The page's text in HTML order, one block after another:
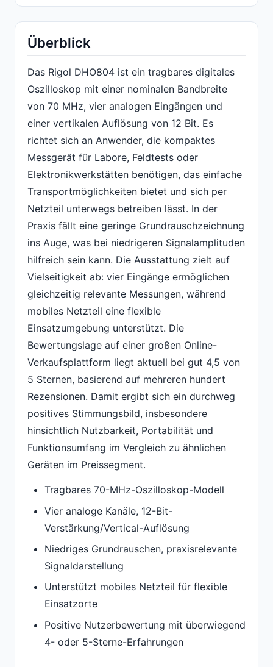
Überblick
Das Rigol DHO804 ist ein tragbares digitales
Oszilloskop mit einer nominalen Bandbreite
von 70 MHz, vier analogen Eingängen und
einer vertikalen Auflösung von 12 Bit. Es
richtet sich an Anwender, die kompaktes
Messgerät für Labore, Feldtests oder
Elektronikwerkstätten benötigen, das einfache
Transportmöglichkeiten bietet und sich per
Netzteil unterwegs betreiben lässt. In der
Praxis fällt eine geringe Grundrauschzeichnung
ins Auge, was bei niedrigeren Signalamplituden
hilfreich sein kann. Die Ausstattung zielt auf
Vielseitigkeit ab: vier Eingänge ermöglichen
gleichzeitig relevante Messungen, während
mobiles Netzteil eine flexible
Einsatzumgebung unterstützt. Die
Bewertungslage auf einer großen Online-
Verkaufsplattform liegt aktuell bei gut 4,5 von
5 Sternen, basierend auf mehreren hundert
Rezensionen. Damit ergibt sich ein durchweg
positives Stimmungsbild, insbesondere
hinsichtlich Nutzbarkeit, Portabilität und
Funktionsumfang im Vergleich zu ähnlichen
Geräten im Preissegment.
Tragbares 70-MHz-Oszilloskop-Modell
Vier analoge Kanäle, 12-Bit-
Verstärkung/Vertical-Auflösung
Niedriges Grundrauschen, praxisrelevante
Signaldarstellung
Unterstützt mobiles Netzteil für flexible
Einsatzorte
Positive Nutzerbewertung mit überwiegend
4- oder 5-Sterne-Erfahrungen